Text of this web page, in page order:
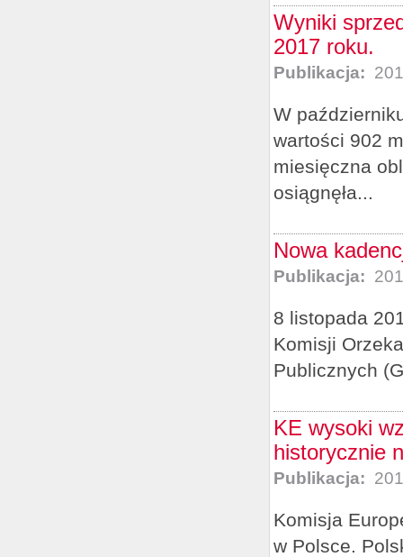
Wyniki
2017 roku.
Publikacja:
W
wartości 902
miesięczna
osiągnęła...
Nowa
Publikacja:
8 listopada
Komisji
Publicznych
KE wysoki
historycznie
Publikacja:
Komisja
w Polsce.